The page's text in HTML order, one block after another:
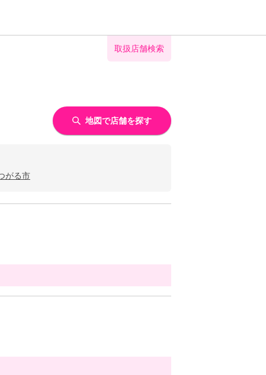
取扱店舗検索
地図で店舗を探す
がる市